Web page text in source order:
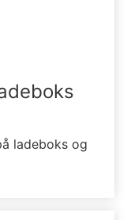
ladeboks og